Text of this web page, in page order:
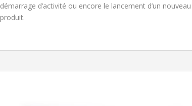
démarrage d’activité ou encore le lancement d’un nouveau
produit.